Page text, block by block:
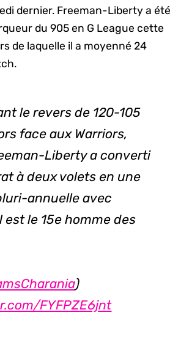
dernier. Freeman-Liberty a été
du 905 en G League cette
de laquelle il a moyenné 24
le revers de 120-105
face aux Warriors,
Liberty a converti
à deux volets en une
annuelle avec
est le 15e homme des
)
FYFPZE6jnt